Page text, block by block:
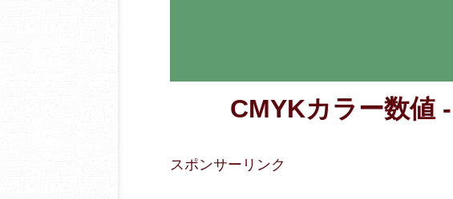
CMYKカラー数値
スポンサーリンク